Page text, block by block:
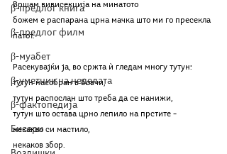
β-предлог книга
β-предлог филм
β-муабет
β-уметник на неделата
β-фактопедија
Бисери
Вршам вивисекција на минатото
божем е распарана црна мачка што ми го пресекла
патот.
Расекувајќи ја, во сржта ѝ гледам многу тутун:
тутун насобран в бовчи,
тутун распослан што треба да се нанижи,
тутун што остава црно лепило на прстите –
некакво си мастило,
некаков збор.